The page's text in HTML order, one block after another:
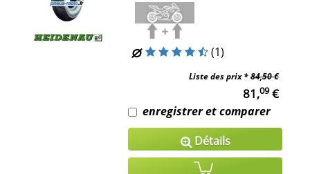
(1)
Liste des prix *84,50 €
81,09€
enregistrer et comparer
Détails